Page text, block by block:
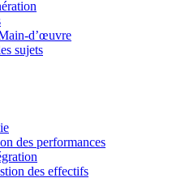
d’œuvre
sujets
des performances
des effectifs